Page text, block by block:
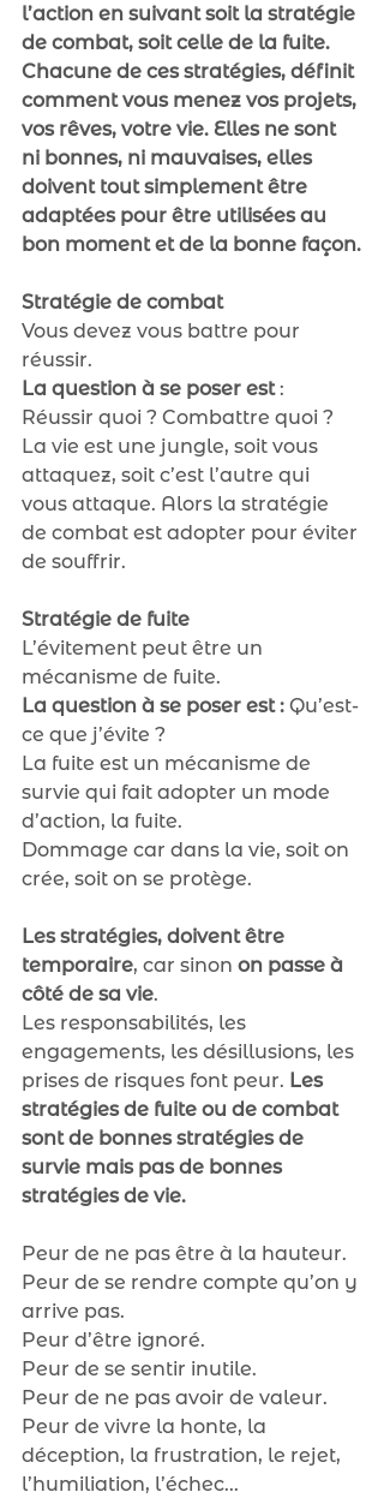
l’action en suivant soit la stratégie
de combat, soit celle de la fuite.
Chacune de ces stratégies, définit
comment vous menez vos projets,
vos rêves, votre vie. Elles ne sont
ni bonnes, ni mauvaises, elles
doivent tout simplement être
adaptées pour être utilisées au
bon moment et de la bonne façon.
Stratégie de combat
Vous devez vous battre pour
réussir.
La question à se poser est :
Réussir quoi ? Combattre quoi ?
La vie est une jungle, soit vous
attaquez, soit c’est l’autre qui
vous attaque. Alors la stratégie
de combat est adopter pour éviter
de souffrir.
Stratégie de fuite
L’évitement peut être un
mécanisme de fuite.
La question à se poser est : Qu’est-
ce que j’évite ?
La fuite est un mécanisme de
survie qui fait adopter un mode
d’action, la fuite.
Dommage car dans la vie, soit on
crée, soit on se protège.
Les stratégies, doivent être
temporaire, car sinon on passe à
côté de sa vie.
Les responsabilités, les
engagements, les désillusions, les
prises de risques font peur. Les
stratégies de fuite ou de combat
sont de bonnes stratégies de
survie mais pas de bonnes
stratégies de vie.
Peur de ne pas être à la hauteur.
Peur de se rendre compte qu’on y
arrive pas.
Peur d’être ignoré.
Peur de se sentir inutile.
Peur de ne pas avoir de valeur.
Peur de vivre la honte, la
déception, la frustration, le rejet,
l’humiliation, l’échec...